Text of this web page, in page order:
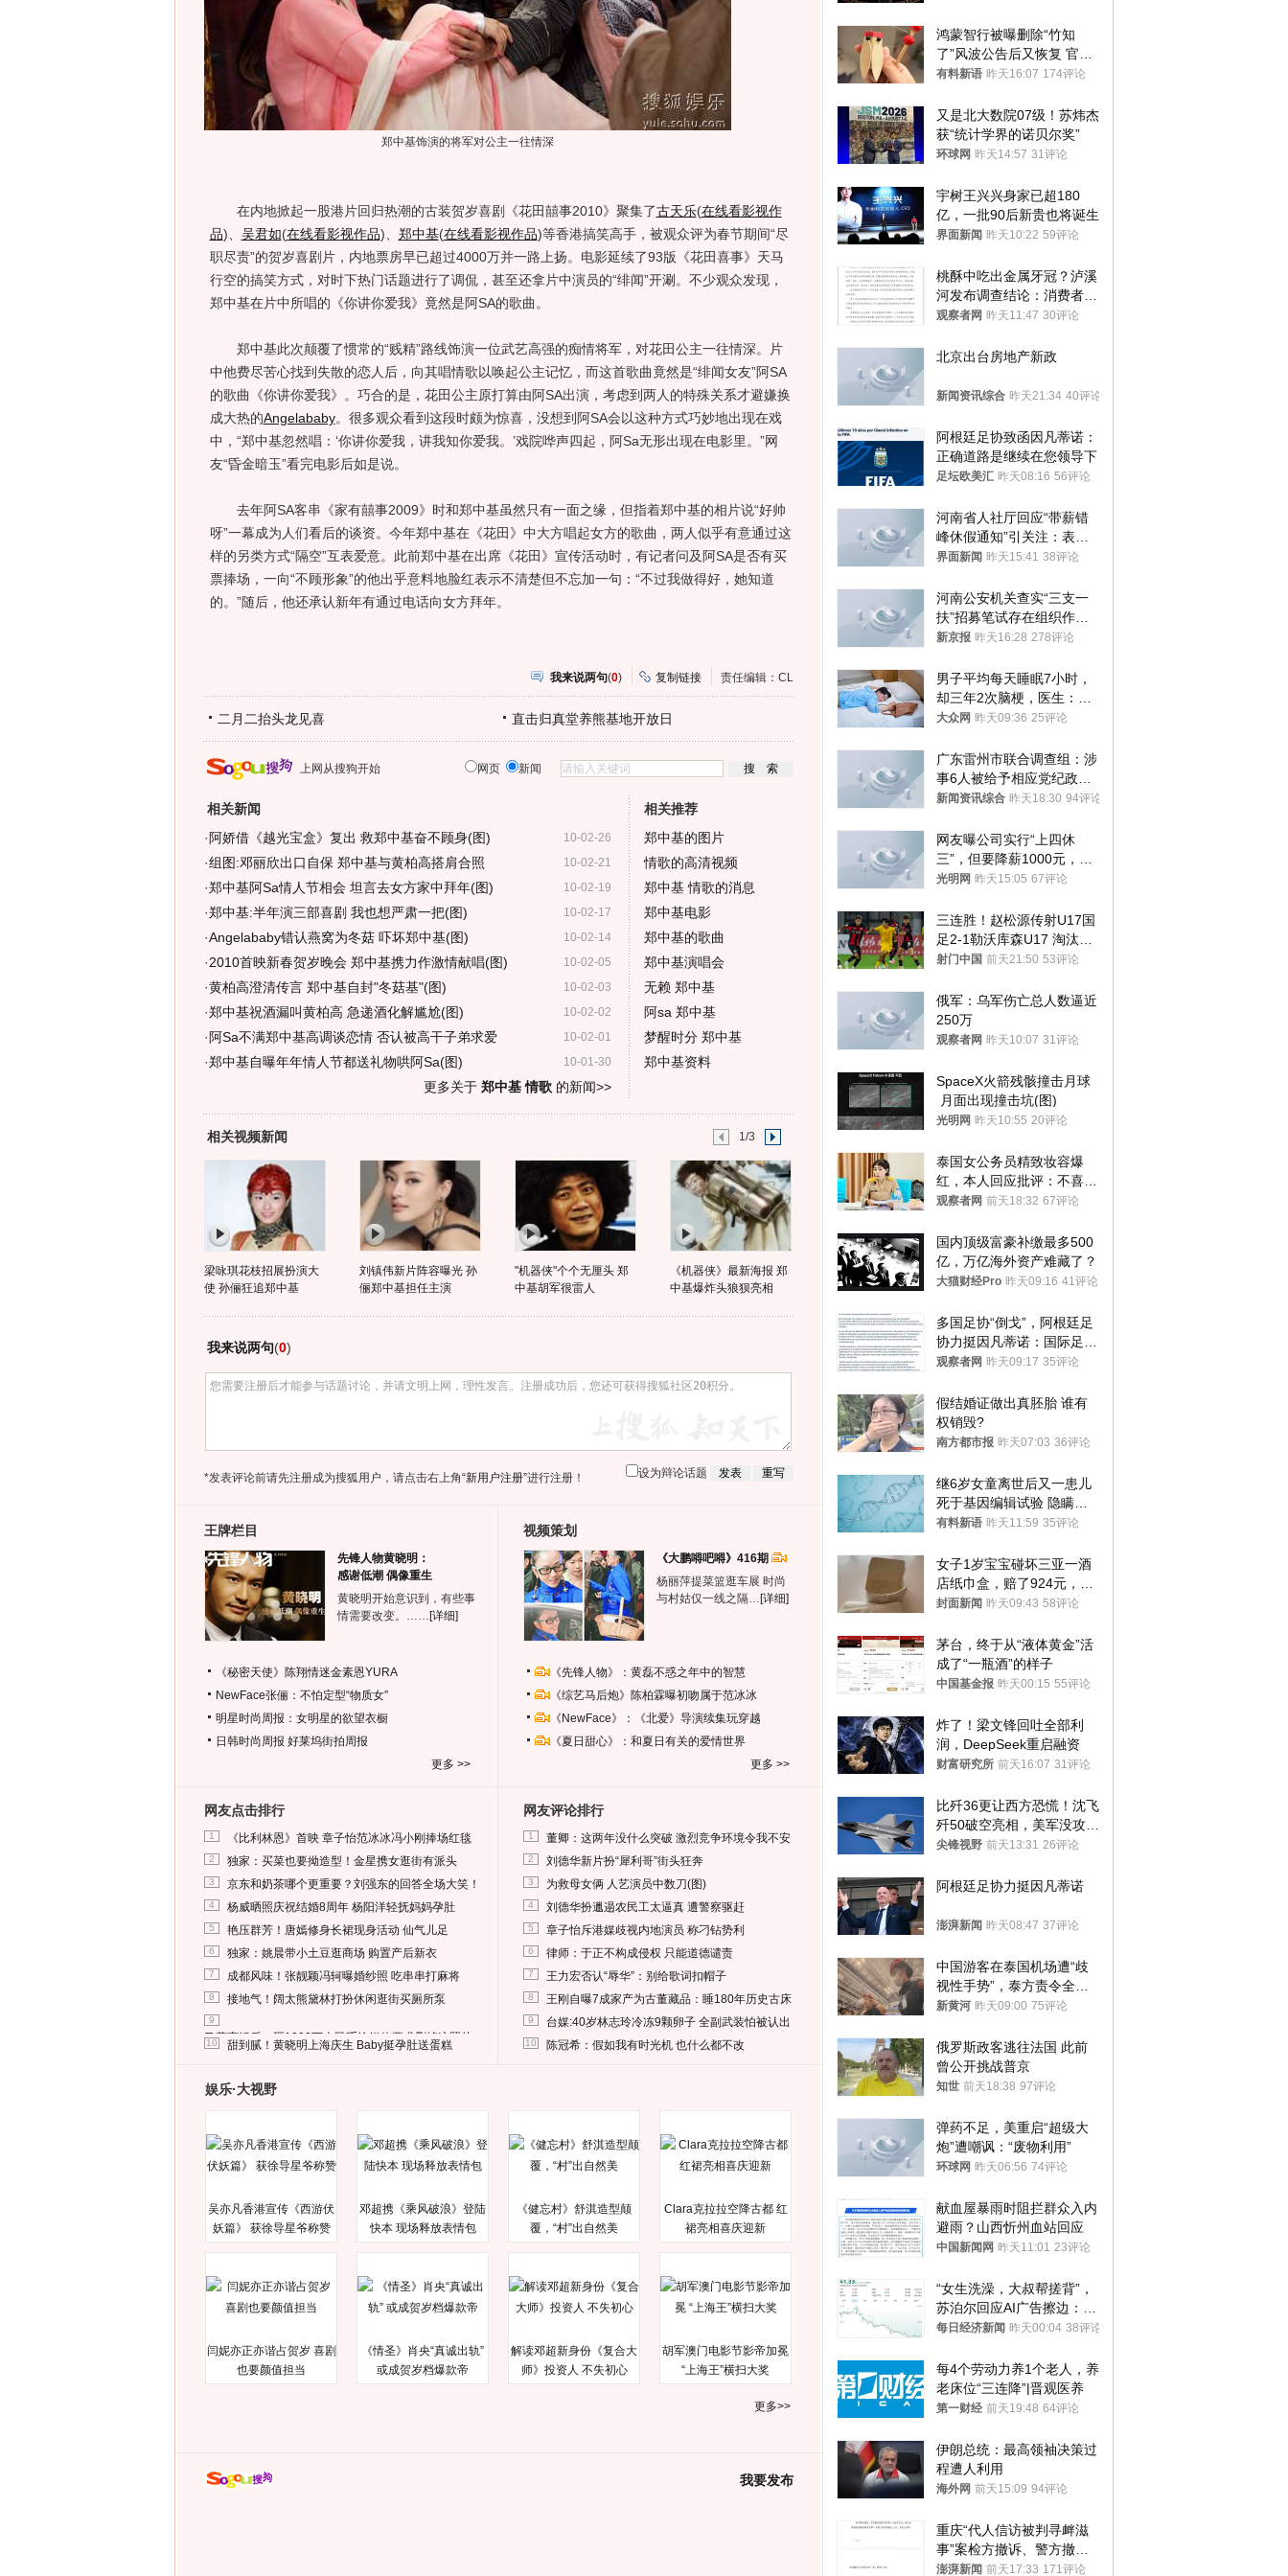
郑中基饰演的将军对公主一往情深
在内地掀起一股港片回归热潮的古装贺岁喜剧《花田囍事2010》聚集了古天乐(在线看影视作
品) 吴君如(在线看影视作品) 郑中基(在线看影视作品)等香港搞笑高手，被观众评为春节期间“尽
职尽责”的贺岁喜剧片，内地票房早已超过4000万并一路上扬。电影延续了93版《花田喜事》天马
行空的搞笑方式，对时下热门话题进行了调侃，甚至还拿片中演员的“绯闻”开涮。不少观众发现，
郑中基在片中所唱的《你讲你爱我》竟然是阿SA的歌曲。
郑中基此次颠覆了惯常的“贱精”路线饰演一位武艺高强的痴情将军，对花田公主一往情深。片
中他费尽苦心找到失散的恋人后，向其唱情歌以唤起公主记忆，而这首歌曲竟然是“绯闻女友”阿SA
的歌曲《你讲你爱我》。巧合的是，花田公主原打算由阿SA出演，考虑到两人的特殊关系才避嫌换
成大热的Angelababy。很多观众看到这段时颇为惊喜，没想到阿SA会以这种方式巧妙地出现在戏
中，“郑中基忽然唱：‘你讲你爱我，讲我知你爱我。’戏院哗声四起，阿Sa无形出现在电影里。”网
友“昏金暗玉”看完电影后如是说。
去年阿SA客串《家有囍事2009》时和郑中基虽然只有一面之缘，但指着郑中基的相片说“好帅
呀”一幕成为人们看后的谈资。今年郑中基在《花田》中大方唱起女方的歌曲，两人似乎有意通过这
样的另类方式“隔空”互表爱意。此前郑中基在出席《花田》宣传活动时，有记者问及阿SA是否有买
票捧场，一向“不顾形象”的他出乎意料地脸红表示不清楚但不忘加一句：“不过我做得好，她知道
的。”随后，他还承认新年有通过电话向女方拜年。
我来说两句(0) 复制链接 责任编辑：CL
二月二抬头龙见喜 直击归真堂养熊基地开放日
上网从搜狗开始 网页 新闻
相关新闻
10-02-26
· 阿娇借《越光宝盒》复出 救郑中基奋不顾身(图)
10-02-21
·组图:邓丽欣出口自保 郑中基与黄柏高搭肩合照
10-02-19
·郑中基阿Sa情人节相会 坦言去女方家中拜年(图)
10-02-17
·郑中基:半年演三部喜剧 我也想严肃一把(图)
10-02-14
·Angelababy错认燕窝为冬菇 吓坏郑中基(图)
10-02-05
·2010首映新春贺岁晚会 郑中基携力作激情献唱(图)
10-02-03
·黄柏高澄清传言 郑中基自封"冬菇基"(图)
10-02-02
·郑中基祝酒漏叫黄柏高 急递酒化解尴尬(图)
10-02-01
· 阿Sa不满郑中基高调谈恋情 否认被高干子弟求爱
10-01-30
·郑中基自曝年年情人节都送礼物哄阿Sa(图)
更多关于 郑中基 情歌的新闻>>
相关推荐
郑中基的图片
情歌的高清视频
郑中基 情歌的消息
郑中基电影
郑中基的歌曲
郑中基演唱会
无赖 郑中基
阿sa 郑中基
梦醒时分 郑中基
郑中基资料
相关视频新闻 1/3
梁咏琪花枝招展扮演大
使 孙俪狂追郑中基
刘镇伟新片阵容曝光 孙
俪郑中基担任主演
"机器侠"个个无厘头 郑
中基胡军很雷人
《机器侠》最新海报 郑
中基爆炸头狼狈亮相
我来说两句(0)
*发表评论前请先注册成为搜狐用户，请点击右上角“新用户注册”进行注册！ 设为辩论话题
王牌栏目
先锋人物黄晓明：
感谢低潮 偶像重生
黄晓明开始意识到，有些事
情需要改变。…… [详细]
《秘密天使》陈翔情迷金素恩YURA
NewFace张俪：不怕定型“物质女”
明星时尚周报：女明星的欲望衣橱
日韩时尚周报 好莱坞街拍周报
更多 >>
视频策划
《大鹏嘚吧嘚》416期
杨丽萍提菜篮逛车展 时尚
与村姑仅一线之隔… [详细]
《先锋人物》：黄磊不惑之年中的智慧
《综艺马后炮》陈柏霖曝初吻属于范冰冰
《NewFace》：《北爱》导演续集玩穿越
《夏日甜心》：和夏日有关的爱情世界
更多 >>
网友点击排行
1 《比利林恩》首映 章子怡范冰冰冯小刚捧场红毯
2 独家：买菜也要拗造型！金星携女逛街有派头
3 京东和奶茶哪个更重要？刘强东的回答全场大笑！
4 杨威晒照庆祝结婚8周年 杨阳洋轻抚妈妈孕肚
5 艳压群芳！唐嫣修身长裙现身活动 仙气儿足
6 独家：姚晨带小土豆逛商场 购置产后新衣
7 成都风味！张靓颖冯轲曝婚纱照 吃串串打麻将
8 接地气！阔太熊黛林打扮休闲逛街买厕所泵
9
马蓉离婚后，砸1000万人民币给媒体要求删掉这照片
10 甜到腻！黄晓明上海庆生 Baby挺孕肚送蛋糕
网友评论排行
1 董卿：这两年没什么突破 激烈竞争环境令我不安
2 刘德华新片扮“犀利哥”街头狂奔
3 为救母女俩 人艺演员中数刀(图)
4 刘德华扮邋遢农民工太逼真 遭警察驱赶
5 章子怡斥港媒歧视内地演员 称刁钻势利
6 律师：于正不构成侵权 只能道德谴责
7 王力宏否认“辱华”：别给歌词扣帽子
8 王刚自曝7成家产为古董藏品：睡180年历史古床
9 台媒:40岁林志玲冷冻9颗卵子 全副武装怕被认出
10 陈冠希：假如我有时光机 也什么都不改
娱乐·大视野
吴亦凡香港宣传《西游伏
妖篇》 获徐导星爷称赞
邓超携《乘风破浪》登陆
快本 现场释放表情包
《健忘村》舒淇造型颠
覆，“村”出自然美
Clara克拉拉空降古都 红
裙亮相喜庆迎新
闫妮亦正亦谐占贺岁 喜剧
也要颜值担当
《情圣》肖央“真诚出轨”
或成贺岁档爆款帝
解读邓超新身份《复合大
师》投资人 不失初心
胡军澳门电影节影帝加冕
“上海王”横扫大奖
更多>>
我要发布
鸿蒙智行被曝删除“竹知
了”风波公告后又恢复 官媒
曾力挺：劝华为要大度的，
有料新语 昨天16:07 174评论
又是北大数院07级！苏炜杰
获“统计学界的诺贝尔奖”
环球网 昨天14:57 31评论
宇树王兴兴身家已超180
亿，一批90后新贵也将诞生
界面新闻 昨天10:22 59评论
桃酥中吃出金属牙冠？泸溪
河发布调查结论：消费者已
澄清，所发视频情况不属实
观察者网 昨天11:47 30评论
北京出台房地产新政
新闻资讯综合 昨天21:34 40评论
阿根廷足协致函因凡蒂诺：
正确道路是继续在您领导下
足坛欧美汇 昨天08:16 56评论
河南省人社厅回应“带薪错
峰休假通知”引关注：表述
不够准确，待修改后印发
界面新闻 昨天15:41 38评论
河南公安机关查实“三支一
扶”招募笔试存在组织作弊
犯罪行为
新京报 昨天16:28 278评论
男子平均每天睡眠7小时，
却三年2次脑梗，医生：这
样睡觉更伤身
大众网 昨天09:36 25评论
广东雷州市联合调查组：涉
事6人被给予相应党纪政务
处分和组织处理
新闻资讯综合 昨天18:30 94评论
网友曝公司实行“上四休
三”，但要降薪1000元，不
接受只能辞职
光明网 昨天15:05 67评论
三连胜！赵松源传射U17国
足2-1勒沃库森U17 淘汰赛
将战河床
射门中国 前天21:50 53评论
俄军：乌军伤亡总人数逼近
250万
观察者网 昨天10:07 31评论
SpaceX火箭残骸撞击月球
月面出现撞击坑(图)
光明网 昨天10:55 20评论
泰国女公务员精致妆容爆
红，本人回应批评：不喜欢
就别看
观察者网 前天18:32 67评论
国内顶级富豪补缴最多500
亿，万亿海外资产难藏了？
大猫财经Pro 昨天09:16 41评论
多国足协“倒戈”，阿根廷足
协力挺因凡蒂诺：国际足联
今后应继续在其领导下前行
观察者网 昨天09:17 35评论
假结婚证做出真胚胎 谁有
权销毁?
南方都市报 昨天07:03 36评论
继6岁女童离世后又一患儿
死于基因编辑试验 隐瞒一
年才对外披露
有料新语 昨天11:59 35评论
女子1岁宝宝碰坏三亚一酒
店纸巾盒，赔了924元，发
帖吐槽后酒店退还一半的
封面新闻 昨天09:43 58评论
茅台，终于从“液体黄金”活
成了“一瓶酒”的样子
中国基金报 昨天00:15 55评论
炸了！梁文锋回吐全部利
润，DeepSeek重启融资
财富研究所 前天16:07 31评论
比歼36更让西方恐慌！沈飞
歼50破空亮相，美军没攻克
的技术被拿下
尖锋视野 前天13:31 26评论
阿根廷足协力挺因凡蒂诺
澎湃新闻 昨天08:47 37评论
中国游客在泰国机场遭“歧
视性手势”，泰方责令全面
调查，对责任人采取最严厉
新黄河 昨天09:00 75评论
俄罗斯政客逃往法国 此前
曾公开挑战普京
知世 前天18:38 97评论
弹药不足，美重启“超级大
炮”遭嘲讽：“废物利用”
环球网 昨天06:56 74评论
献血屋暴雨时阻拦群众入内
避雨？山西忻州血站回应
中国新闻网 昨天11:01 23评论
“女生洗澡，大叔帮搓背”，
苏泊尔回应AI广告擦边：视
频全下架，已强化内容管理
每日经济新闻 昨天00:04 38评论
每4个劳动力养1个老人，养
老床位“三连降”|晋观医养
第一财经 前天19:48 64评论
伊朗总统：最高领袖决策过
程遭人利用
海外网 前天15:09 94评论
重庆“代人信访被判寻衅滋
事”案检方撤诉、警方撤
案，两被告人获国赔
澎湃新闻 前天17:33 171评论